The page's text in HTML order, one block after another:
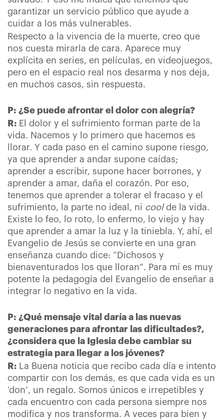
garantizar un servicio público que ayude a
cuidar a los más vulnerables.
Respecto a la vivencia de la muerte, creo que
nos cuesta mirarla de cara. Aparece muy
explícita en series, en películas, en videojuegos,
pero en el espacio real nos desarma y nos deja,
en muchos casos, sin respuesta.
P: ¿Se puede afrontar el dolor con alegría?
R: El dolor y el sufrimiento forman parte de la
vida. Nacemos y lo primero que hacemos es
llorar. Y cada paso en el camino supone riesgo,
ya que aprender a andar supone caídas;
aprender a escribir, supone hacer borrones, y
aprender a amar, daña el corazón. Por eso,
tenemos que aprender a tolerar el fracaso y el
sufrimiento, la parte no ideal, ni coolde la vida.
Existe lo feo, lo roto, lo enfermo, lo viejo y hay
que aprender a amar la luz y la tiniebla. Y, ahí, el
Evangelio de Jesús se convierte en una gran
enseñanza cuando dice: “Dichosos y
bienaventurados los que lloran”. Para mí es muy
potente la pedagogía del Evangelio de enseñar a
integrar lo negativo en la vida.
P: ¿Qué mensaje vital daría a las nuevas
generaciones para afrontar las dificultades?,
¿considera que la Iglesia debe cambiar su
estrategia para llegar a los jóvenes?
R: La Buena noticia que recibo cada día e intento
compartir con los demás, es que cada vida es un
‘don’, un regalo. Somos únicos e irrepetibles y
cada encuentro con cada persona siempre nos
modifica y nos transforma. A veces para bien y